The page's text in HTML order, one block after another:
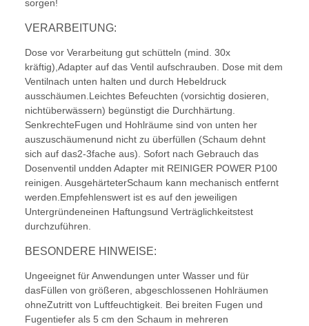
sorgen!
VERARBEITUNG:
Dose vor Verarbeitung gut schütteln (mind. 30x
kräftig),Adapter auf das Ventil aufschrauben. Dose mit dem
Ventilnach unten halten und durch Hebeldruck
ausschäumen.Leichtes Befeuchten (vorsichtig dosieren,
nichtüberwässern) begünstigt die Durchhärtung.
SenkrechteFugen und Hohlräume sind von unten her
auszuschäumenund nicht zu überfüllen (Schaum dehnt
sich auf das2-3fache aus). Sofort nach Gebrauch das
Dosenventil undden Adapter mit REINIGER POWER P100
reinigen. AusgehärteterSchaum kann mechanisch entfernt
werden.Empfehlenswert ist es auf den jeweiligen
Untergründeneinen Haftungsund Verträglichkeitstest
durchzuführen.
BESONDERE HINWEISE:
Ungeeignet für Anwendungen unter Wasser und für
dasFüllen von größeren, abgeschlossenen Hohlräumen
ohneZutritt von Luftfeuchtigkeit. Bei breiten Fugen und
Fugentiefer als 5 cm den Schaum in mehreren